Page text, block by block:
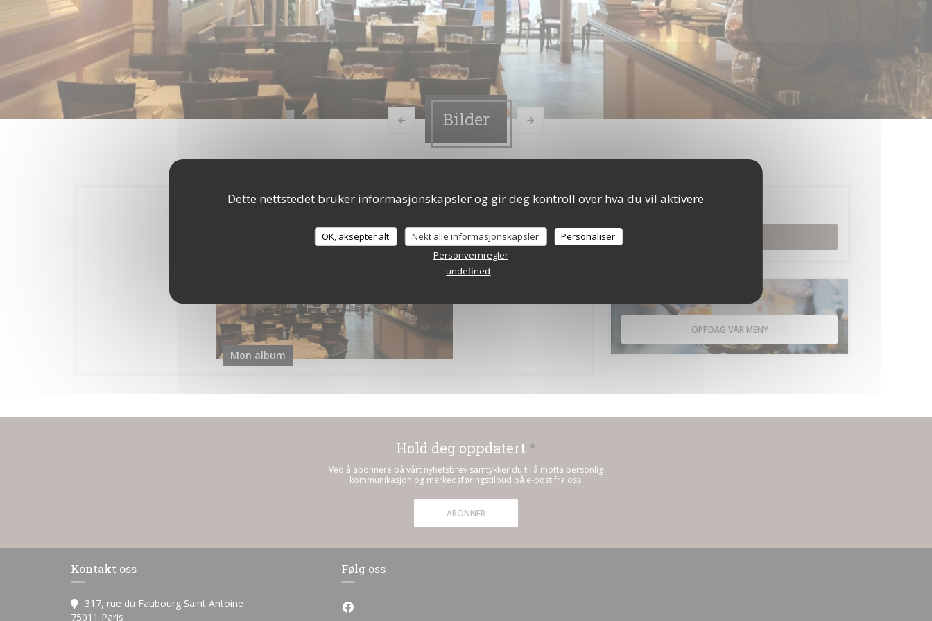
Dette nettstedet bruker informasjonskapsler og gir deg kontroll over hva du vil aktivere
OK, aksepter alt Nekt alle informasjonskapsler
Personaliser
Personvernregler
undefined
Bilder
Mon album
Bestilling
OPPDAG VÅR MENY
Hold deg oppdatert *
Ved å abonnere på vårt nyhetsbrev samtykker du til å motta personlig
kommunikasjon og markedsføringstilbud på e-post fra oss.
ABONNER
Kontakt oss
317, rue du Faubourg Saint Antoine
75011 Paris
Følg oss
Facebook ((åpner i et nytt vindu))